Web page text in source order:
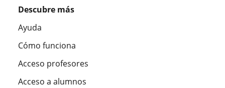
Descubre más
Ayuda
Cómo funciona
Acceso profesores
Acceso a alumnos